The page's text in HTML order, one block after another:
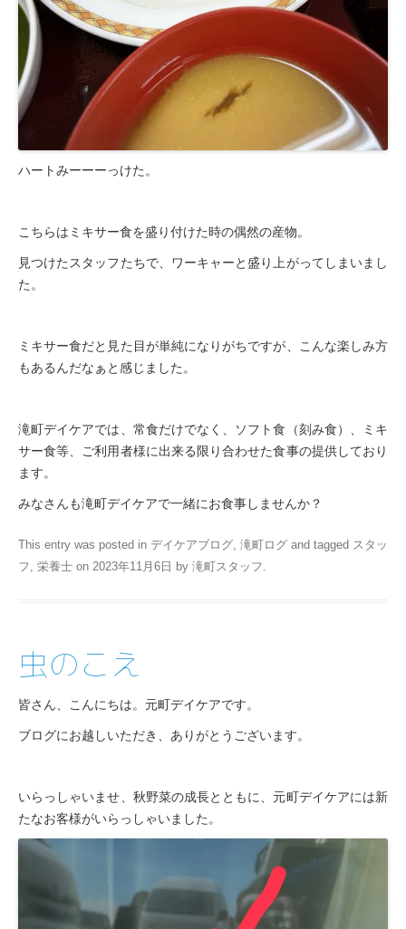
ハートみーーーっけた。
こちらはミキサー食を盛り付けた時の偶然の産物。
見つけたスタッフたちで、ワーキャーと盛り上がってしまいまし
た。
ミキサー食だと見た目が単純になりがちですが、こんな楽しみ方
もあるんだなぁと感じました。
滝町デイケアでは、常食だけでなく、ソフト食（刻み食）、ミキ
サー食等、ご利用者様に出来る限り合わせた食事の提供しており
ます。
みなさんも滝町デイケアで一緒にお食事しませんか？
This entry was posted in デイケアブログ, 滝町ログ and tagged スタッ
フ, 栄養士 on 2023年11月6日 by 滝町スタッフ.
虫のこえ
皆さん、こんにちは。元町デイケアです。
ブログにお越しいただき、ありがとうございます。
いらっしゃいませ、秋野菜の成長とともに、元町デイケアには新
たなお客様がいらっしゃいました。